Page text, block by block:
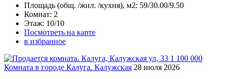
Площадь (общ. /жил. /кухня), м2: 59/30.00/9.50
Комнат: 2
Этаж: 10/10
Посмотреть на карте
в избранное
1 100 000
Комната в городе Калуга. Калужская 28 июля 2026